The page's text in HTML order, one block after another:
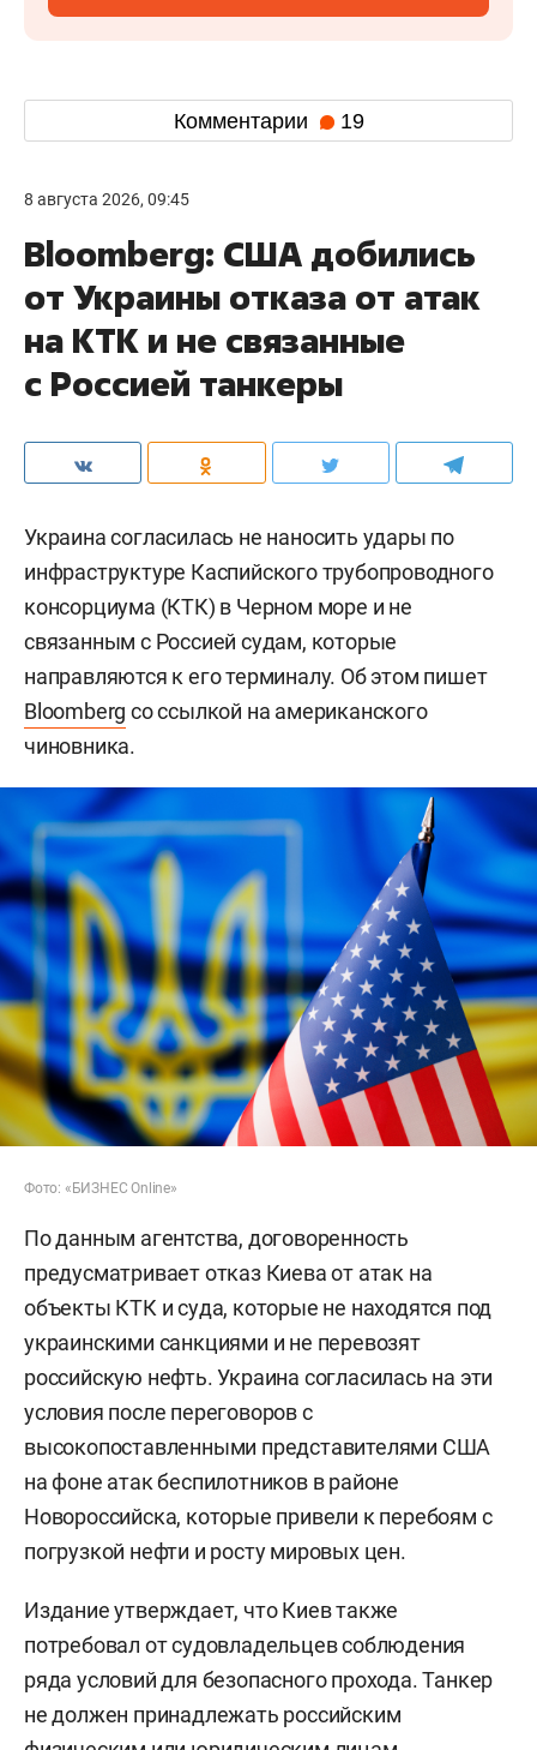
Комментарии 19
8 августа 2026, 09:45
Bloomberg: США добились
от Украины отказа от атак
на КТК и не связанные
с Россией танкеры
Украина согласилась не наносить удары по
инфраструктуре Каспийского трубопроводного
консорциума (КТК) в Черном море и не
связанным с Россией судам, которые
направляются к его терминалу. Об этом пишет
Bloomberg со ссылкой на американского
чиновника.
Фото: «БИЗНЕС Online»
По данным агентства, договоренность
предусматривает отказ Киева от атак на
объекты КТК и суда, которые не находятся под
украинскими санкциями и не перевозят
российскую нефть. Украина согласилась на эти
условия после переговоров с
высокопоставленными представителями США
на фоне атак беспилотников в районе
Новороссийска, которые привели к перебоям с
погрузкой нефти и росту мировых цен.
Издание утверждает, что Киев также
потребовал от судовладельцев соблюдения
ряда условий для безопасного прохода. Танкер
не должен принадлежать российским